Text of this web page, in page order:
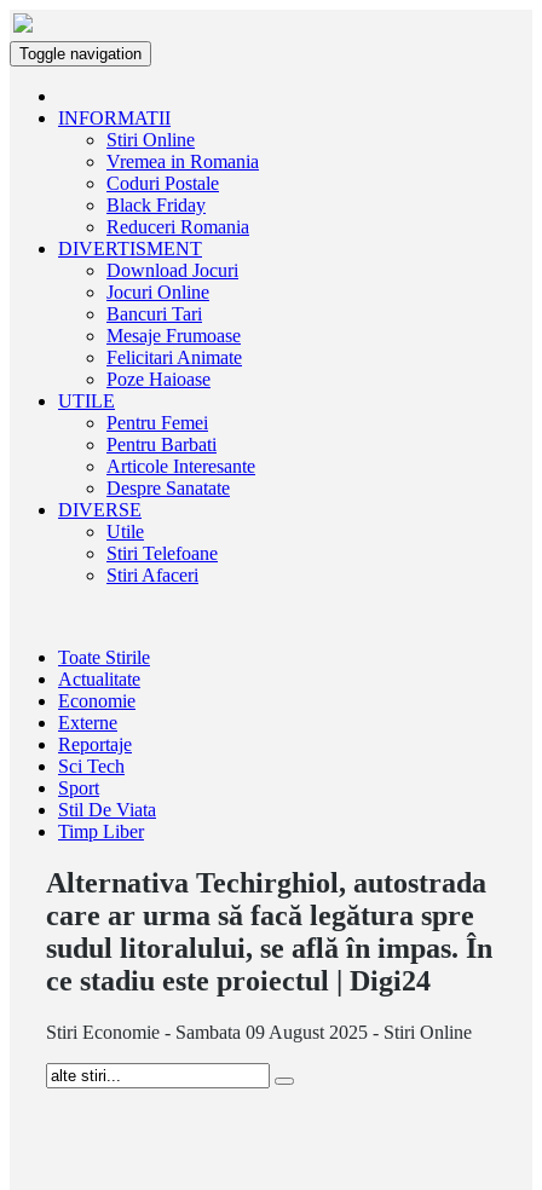
Toggle navigation
INFORMATII
Stiri Online
Vremea in Romania
Coduri Postale
Black Friday
Reduceri Romania
DIVERTISMENT
Download Jocuri
Jocuri Online
Bancuri Tari
Mesaje Frumoase
Felicitari Animate
Poze Haioase
UTILE
Pentru Femei
Pentru Barbati
Articole Interesante
Despre Sanatate
DIVERSE
Utile
Stiri Telefoane
Stiri Afaceri
Toate Stirile
Actualitate
Economie
Externe
Reportaje
Sci Tech
Sport
Stil De Viata
Timp Liber
Alternativa Techirghiol, autostrada
care ar urma să facă legătura spre
sudul litoralului, se află în impas. În
ce stadiu este proiectul | Digi24
Stiri Economie - Sambata 09 August 2025 - Stiri Online